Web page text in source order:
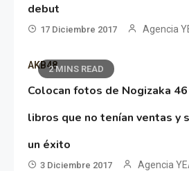
debut
17 Diciembre 2017 Agencia
2 MINS READ
AKB48
Colocan fotos de Nogizaka
libros que no tenían ventas y
un éxito
3 Diciembre 2017 Agencia